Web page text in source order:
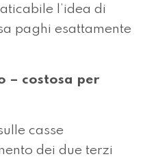
l’idea di
paghi esattamente
– costosa per
casse
dei due terzi